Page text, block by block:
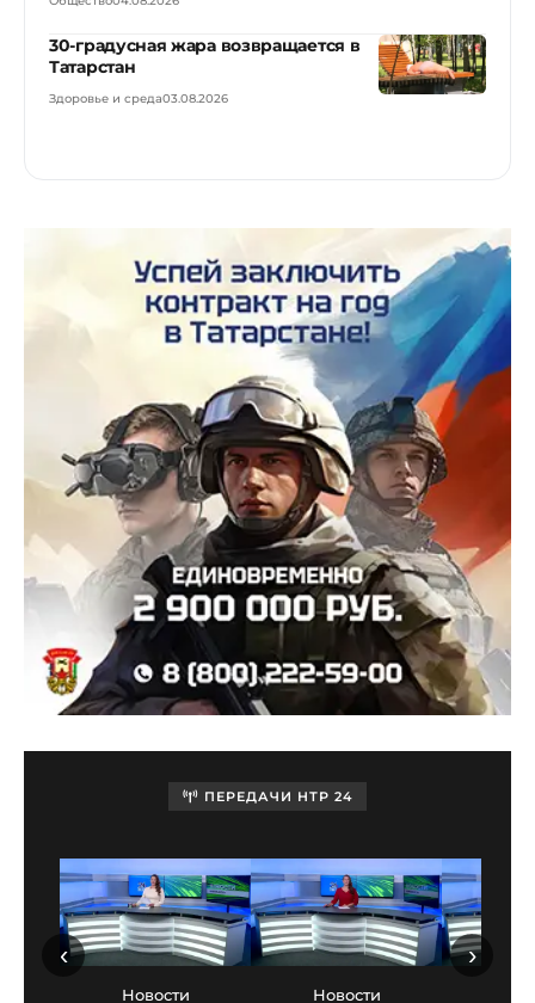
30-градусная жара возвращается в
Татарстан
Здоровье и среда03.08.2026
ПЕРЕДАЧИ НТР 24
Новости Новости
‹ ›